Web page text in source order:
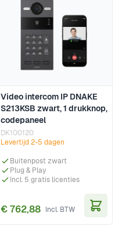
Video intercom IP DNAKE
S213KSB zwart, 1 drukknop,
codepaneel
DK100120
Levertijd 2-5 dagen
Buitenpost zwart
Plug & Play
Incl. 5 gratis licenties
€ 762,88